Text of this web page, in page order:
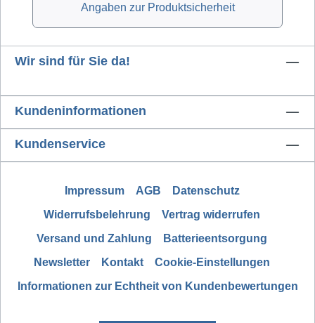
Angaben zur Produktsicherheit
Wir sind für Sie da!
Kundeninformationen
Kundenservice
Impressum AGB
Datenschutz
Widerrufsbelehrung
Vertrag widerrufen
Versand und Zahlung
Batterieentsorgung
Newsletter
Kontakt
Cookie-Einstellungen
Informationen zur Echtheit von Kundenbewertungen